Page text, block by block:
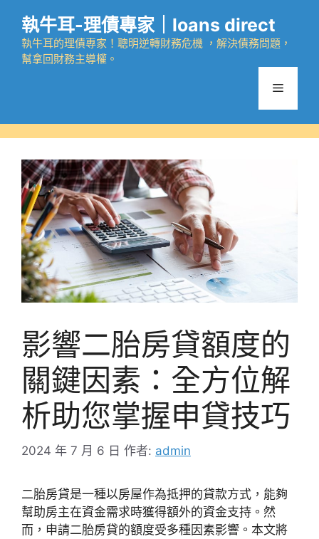
執牛耳-理債專家｜loans direct
執牛耳的理債專家！聰明逆轉財務危機 ，解決債務問題，
幫拿回財務主導權。
選
影響二胎房貸額度的
關鍵因素：全方位解
析助您掌握申貸技巧
2024 年 7 月 6 日 作者: admin
二胎房貸是一種以房屋作為抵押的貸款方式，能夠
幫助房主在資金需求時獲得額外的資金支持。然
而，申請二胎房貸的額度受多種因素影響。本文將